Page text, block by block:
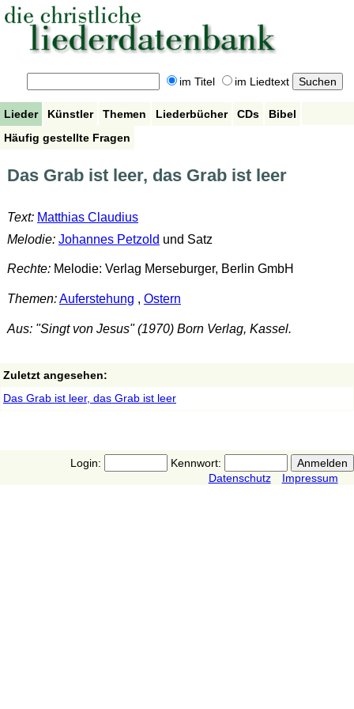
im Titel im Liedtext
Lieder Künstler Themen Liederbücher CDs
Bibel
Häufig gestellte Fragen
Das Grab ist leer, das Grab ist leer
Text: Matthias Claudius
Melodie: Johannes Petzold und Satz
Rechte:Melodie: Verlag Merseburger, Berlin GmbH
Themen:Auferstehung , Ostern
Aus: "Singt von Jesus" (1970) Born Verlag, Kassel.
Zuletzt angesehen:
Das Grab ist leer, das Grab ist leer
Login:
Kennwort:
Datenschutz
Impressum